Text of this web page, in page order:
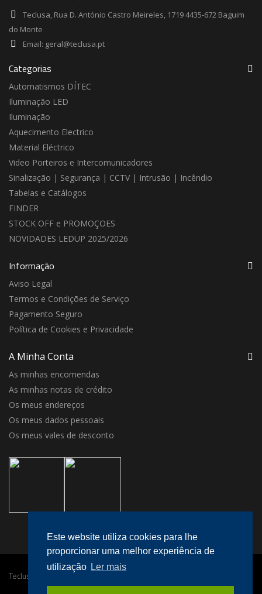
Este website utiliza cookies para lhe
proporcionar uma melhor experiência de
utilização Ler mais
Teclusa, Rua D. António Castro Meireles, 1719 4435-672 Baguim
do Monte
Email: geral@teclusa.pt
Categorias
Automatismos DÍTEC
Iluminação LED
Iluminação
Aquecimento Electrico
Material Eléctrico
Video Porteiros e Intercomunicadores
Sinalização | Segurança | CCTV | Intrusão | Incêndio
Tabelas e Catálogos
FINDER
STOCK OFF e PROMOÇOES
NOVIDADES LEDUP 2025/2026
Informação
Aviso Legal
Termos e Condições de Serviço
Pagamento Seguro
Política de Cookies e Privacidade
A Minha Conta
As minhas encomendas
As minhas notas de crédito
Os meus endereços
Os meus dados pessoais
Os meus vales de desconto
Teclusa © 2016 Todos os direitos reservados.